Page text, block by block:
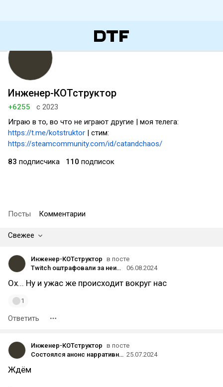
Инженер-КОТструктор
+6255
с 2023
Играю в то, во что не играют другие | моя телега:
https://t.me/kotstruktor | стим:
https://steamcommunity.com/id/catandchaos/
83 подписчика 110 подписок
Посты Комментарии
Свежее
Инженер-КОТструктор в посте
Twitch оштрафовали за неисполнение предписания Роскомнадзора
06.08.2024
Ох... Ну и ужас же происходит вокруг нас
1
Ответить
Инженер-КОТструктор в посте
Состоялся анонс нарративной ролевой игры The Life and Suffering of Prince Jerian от автора идеи «Сира Бранте» — трейлер, скриншоты и детали 25.07.2024
Ждём